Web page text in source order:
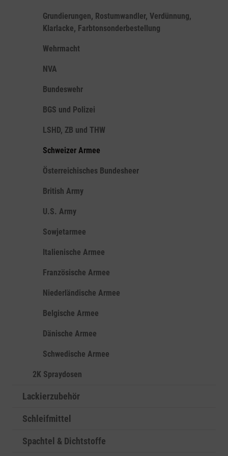
Grundierungen, Rostumwandler, Verdünnung,
Klarlacke, Farbtonsonderbestellung
Wehrmacht
NVA
Bundeswehr
BGS und Polizei
LSHD, ZB und THW
Schweizer Armee
Österreichisches Bundesheer
British Army
U.S. Army
Sowjetarmee
Italienische Armee
Französische Armee
Niederländische Armee
Belgische Armee
Dänische Armee
Schwedische Armee
2K Spraydosen
Lackierzubehör
Schleifmittel
Spachtel & Dichtstoffe